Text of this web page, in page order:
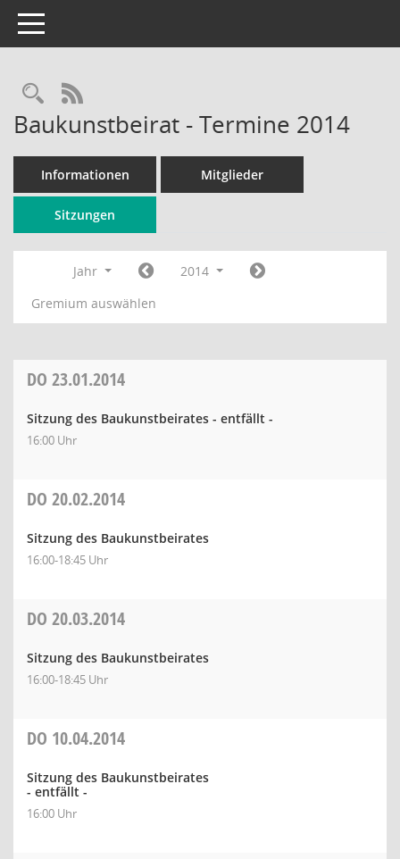
Toggle navigation
Rechercheauswahl
RSS-Feed
Baukunstbeirat - Termine 2014
Informationen Mitglieder
Sitzungen
Jahr
2014
Gremium auswählen
DO 23.01.2014
Sitzung des Baukunstbeirates - entfällt -
16:00 Uhr
DO 20.02.2014
Sitzung des Baukunstbeirates
16:00-18:45 Uhr
DO 20.03.2014
Sitzung des Baukunstbeirates
16:00-18:45 Uhr
DO 10.04.2014
Sitzung des Baukunstbeirates
- entfällt -
16:00 Uhr